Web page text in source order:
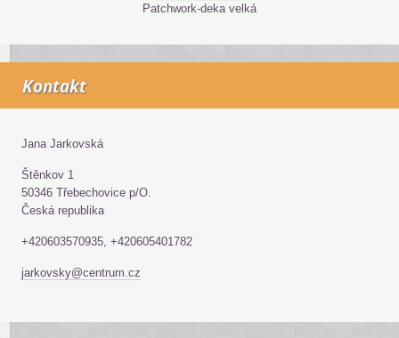
Patchwork-deka velká
Kontakt
Jana Jarkovská
Štěnkov 1
50346 Třebechovice p/O.
Česká republika
+420603570935, +420605401782
jarkovsky@centrum.cz